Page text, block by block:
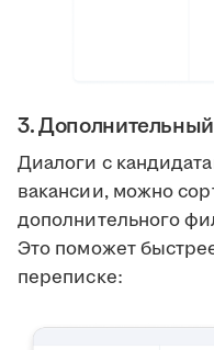
3.
Диалоги с
вакансии, можно
дополнительного
Это поможет
переписке: